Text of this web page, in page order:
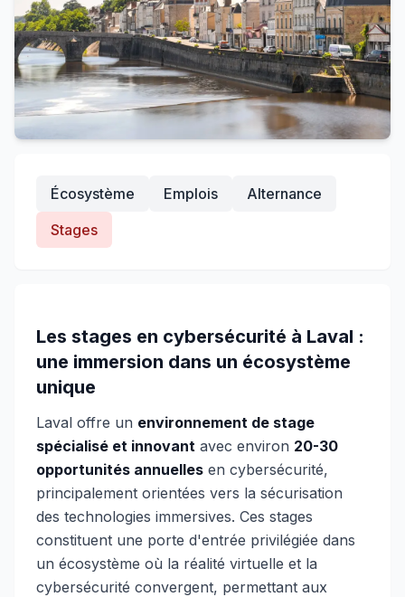
Écosystème Emplois
Alternance
Stages
Les stages en cybersécurité à Laval :
une immersion dans un écosystème
unique
Laval offre un environnement de stage
spécialisé et innovant avec environ 20-30
opportunités annuelles en cybersécurité,
principalement orientées vers la sécurisation
des technologies immersives. Ces stages
constituent une porte d'entrée privilégiée dans
un écosystème où la réalité virtuelle et la
cybersécurité convergent, permettant aux